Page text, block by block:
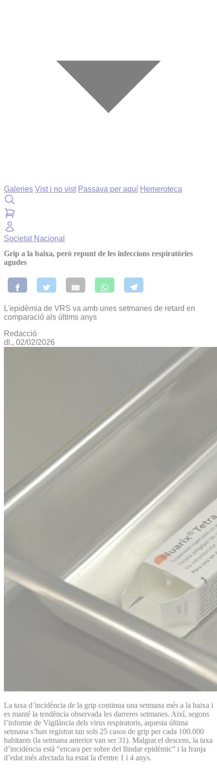
Galeries Vist i no vist Passava per aquí Hemeroteca
Societat Nacional
Grip a la baixa, però repunt de les infeccions respiratòries
agudes
L'epidèmia de VRS va amb unes setmanes de retard en
comparació als últims anys
Redacció
dl., 02/02/2026
La taxa d’incidència de la grip continua una setmana més a la baixa i
es manté la tendència observada les darreres setmanes. Així, segons
l’informe de Vigilància dels virus respiratoris, aquesta última
setmana s’han registrat tan sols 25 casos de grip per cada 100.000
habitants (la setmana anterior van ser 31). Malgrat el descens, la taxa
d’incidència està “encara per sobre del llindar epidèmic” i la franja
d’edat més afectada ha estat la d'entre 1 i 4 anys.